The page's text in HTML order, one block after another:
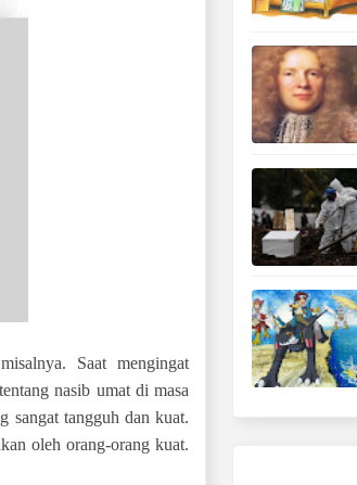
Saat mengingat
nasib umat di masa
sangat tangguh dan kuat.
oleh orang-orang kuat.